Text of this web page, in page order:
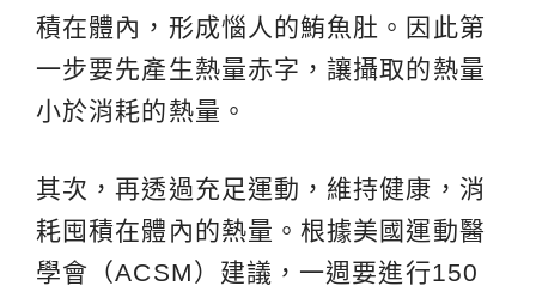
積在體內，形成惱人的鮪魚肚。因此第
一步要先產生熱量赤字，讓攝取的熱量
小於消耗的熱量。
其次，再透過充足運動，維持健康，消
耗囤積在體內的熱量。根據美國運動醫
學會（ACSM）建議，一週要進行150